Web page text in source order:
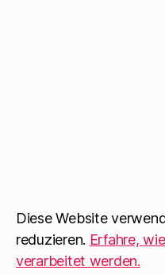
Diese Website
reduzieren. Erfahre,
verarbeitet werden.